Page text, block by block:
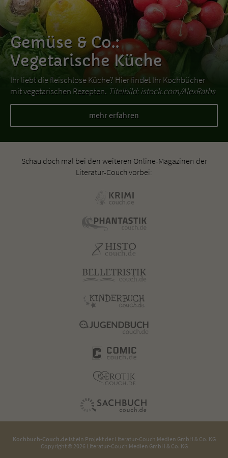
Gemüse & Co.:
Vegetarische Küche
Ihr liebt die fleischlose Küche? Hier findet Ihr Kochbücher
mit vegetarischen Rezepten. Titelbild: istock.com/AlexRaths
mehr erfahren
Schau doch mal bei den weiteren Online-Magazinen der
Literatur-Couch vorbei:
Kochbuch-Couch.deist ein Projekt der Literatur-Couch Medien GmbH & Co. KG
Copyright © 2026 Literatur-Couch Medien GmbH & Co. KG